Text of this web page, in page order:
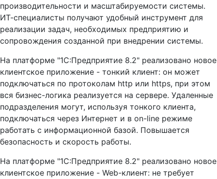
производительности и масштабируемости системы.
ИТ-специалисты получают удобный инструмент для
реализации задач, необходимых предприятию и
сопровождения созданной при внедрении системы.
На платформе "1С:Предприятие 8.2" реализовано новое
клиентское приложение - тонкий клиент: он может
подключаться по протоколам http или https, при этом
вся бизнес-логика реализуется на сервере. Удаленные
подразделения могут, используя тонкого клиента,
подключаться через Интернет и в on-line режиме
работать с информационной базой. Повышается
безопасность и скорость работы.
На платформе "1С:Предприятие 8.2" реализовано новое
клиентское приложение - Web-клиент: не требует